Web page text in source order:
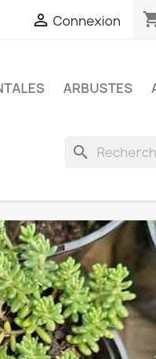
 Connexion
ARBUSTES
search